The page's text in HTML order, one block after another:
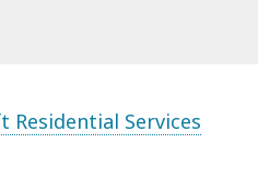
Residential Services